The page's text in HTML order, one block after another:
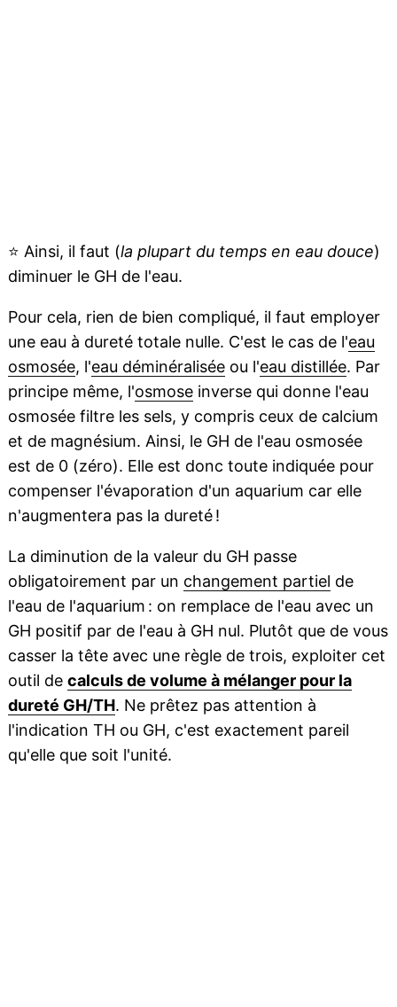
⭐ Ainsi, il faut (la plupart du temps en eau douce)
diminuer le GH de l'eau.
Pour cela, rien de bien compliqué, il faut employer
une eau à dureté totale nulle. C'est le cas de l'eau
osmosée, l'eau déminéraliséeou l'eau distillée. Par
principe même, l'osmoseinverse qui donne l'eau
osmosée filtre les sels, y compris ceux de calcium
et de magnésium. Ainsi, le GH de l'eau osmosée
est de 0 (zéro). Elle est donc toute indiquée pour
compenser l'évaporation d'un aquarium car elle
n'augmentera pas la dureté !
La diminution de la valeur du GH passe
obligatoirement par un changement partiel de
l'eau de l'aquarium : on remplace de l'eau avec un
GH positif par de l'eau à GH nul. Plutôt que de vous
casser la tête avec une règle de trois, exploiter cet
outil de calculs de volume à mélanger pour la
dureté GH/TH. Ne prêtez pas attention à
l'indication TH ou GH, c'est exactement pareil
qu'elle que soit l'unité.